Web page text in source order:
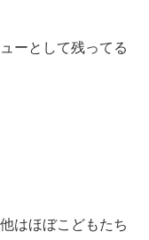
ーとして残ってる
はほぼこどもたち